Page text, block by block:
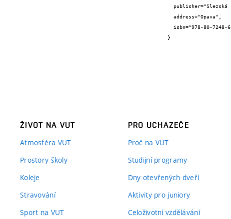
}
ŽIVOT NA VUT
Atmosféra VUT
Prostory školy
Koleje
Stravování
Sport na VUT
PRO UCHAZEČE
Proč na VUT
Studijní programy
Dny otevřených dveří
Aktivity pro juniory
Celoživotní vzdělávání